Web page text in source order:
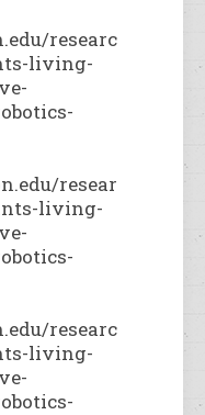
researc
living-
resear
living-
researc
living-